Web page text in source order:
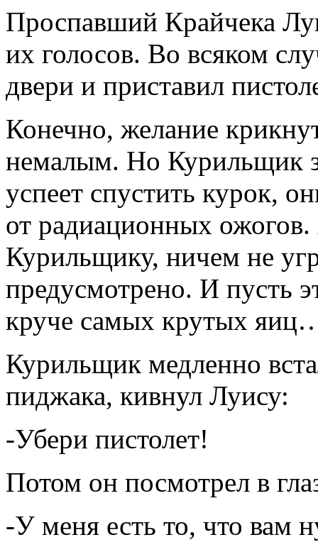
Проспавший Крайчека
их голосов. Во всяком
двери и приставил
Конечно, желание
немалым. Но Курильщик
успеет спустить курок,
от радиационных
Курильщику, ничем не
предусмотрено. И пусть
круче самых крутых
Курильщик медленно
пиджака, кивнул Луису:
-Убери пистолет!
Потом он посмотрел в
-У меня есть то, что вам